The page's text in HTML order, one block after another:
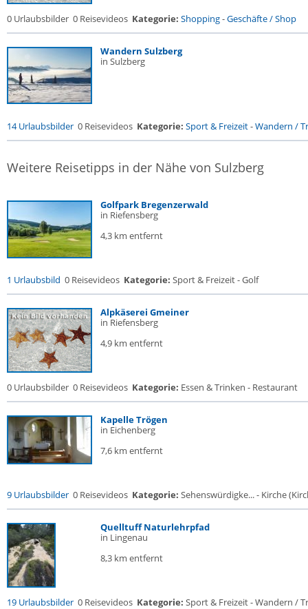
0 Urlaubsbilder 0 Reisevideos Kategorie: Shopping-Geschäfte / Shop
Wandern Sulzberg
in Sulzberg
14 Urlaubsbilder 0 Reisevideos Kategorie: Sport & Freizeit-Wandern /
Weitere Reisetipps in der Nähe von Sulzberg
Golfpark Bregenzerwald
in Riefensberg
4,3 km entfernt
1 Urlaubsbild 0 Reisevideos Kategorie: Sport & Freizeit - Golf
Alpkäserei Gmeiner
in Riefensberg
4,9 km entfernt
0 Urlaubsbilder 0 Reisevideos Kategorie: Essen & Trinken - Restaurant
Kapelle Trögen
in Eichenberg
7,6 km entfernt
9 Urlaubsbilder 0 Reisevideos Kategorie: Sehenswürdigke... - Kirche
Quelltuff Naturlehrpfad
in Lingenau
8,3 km entfernt
19 Urlaubsbilder 0 Reisevideos Kategorie: Sport & Freizeit - Wandern /